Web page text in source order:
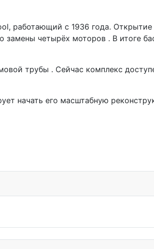
работающий с 1936 года. Открытие
четырёх моторов . В итоге
трубы . Сейчас комплекс
начать его масштабную